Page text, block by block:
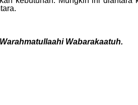
Wabarakaatuh.